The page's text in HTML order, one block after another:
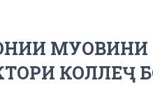
МУОВИНИ
КОЛЛЕҶ